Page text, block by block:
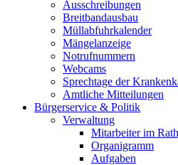
Ausschreibungen
Breitbandausbau
Müllabfuhrkalender
Mängelanzeige
Notrufnummern
Webcams
Sprechtage der
Amtliche Mitteilungen
Bürgerservice & Politik
Verwaltung
Mitarbeiter im
Organigramm
Aufgaben